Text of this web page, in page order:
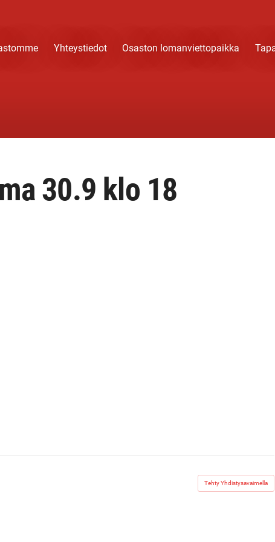
Yhteystiedot Osaston lomanviettopaikka
30.9 klo 18
Tehty Yhdistysavaimella